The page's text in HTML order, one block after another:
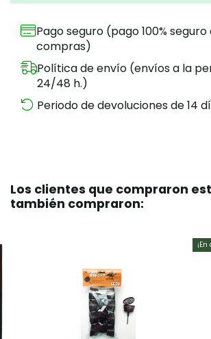
Pago seguro (pago 100%
compras)
Política de envío (envíos a la
24/48 h.)
Periodo de devoluciones de 14
Los clientes que compraron
también compraron:
¡En oferta!